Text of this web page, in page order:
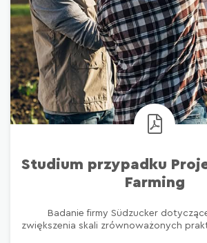
Studium przypadku
Farming
Badanie firmy Südzucker
zwiększenia skali zrównoważonych